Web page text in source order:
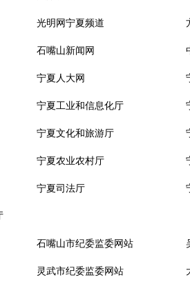
光明网宁夏频道
石嘴山新闻网
宁夏人大网
宁夏工业和信息化厅
宁夏文化和旅游厅
宁夏农业农村厅
宁夏司法厅
石嘴山市纪委监委网站
灵武市纪委监委网站